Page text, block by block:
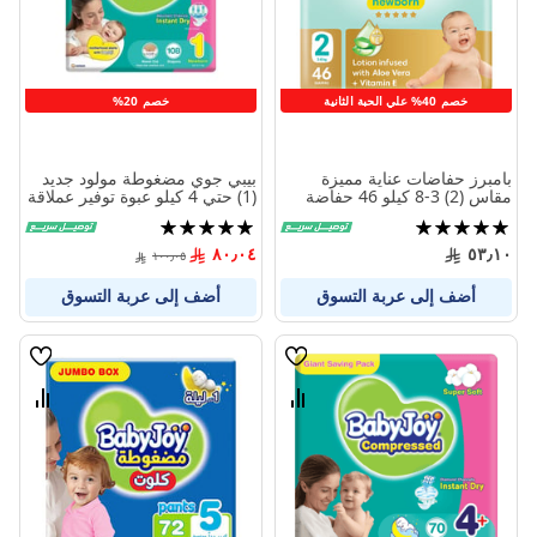
خصم 40% علي الحبة الثانية
بامبرز حفاضات عناية مميزة
مقاس (2) 3-8 كيلو 46 حفاضة
تقييم:
100%
٥٣٫١٠
أضف إلى عربة التسوق
خصم 20%
بيبي جوي مضغوطة مولود جديد
(1) حتي 4 كيلو عبوة توفير عملاقة
108 حفاض
تقييم:
97%
٨٠٫٠٤ ١٠٠٫٠٥
أضف إلى عربة التسوق
قائمة
قارن
قائمة
قارن